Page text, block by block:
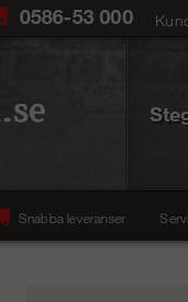
0586-53 000
Snabba leveranser